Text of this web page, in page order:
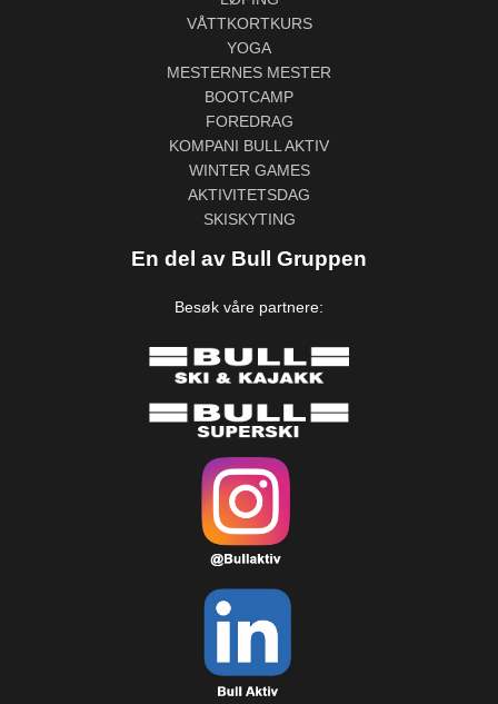
VÅTTKORTKURS
YOGA
MESTERNES MESTER
BOOTCAMP
FOREDRAG
KOMPANI BULL AKTIV
WINTER GAMES
AKTIVITETSDAG
SKISKYTING
En del av Bull Gruppen
Besøk våre partnere: